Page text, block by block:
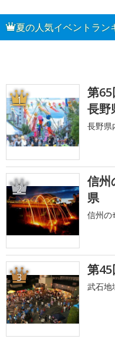
夏の人気イベントラン
1
第
長野
長野県
2
信州
県
信州の
3 第
武石